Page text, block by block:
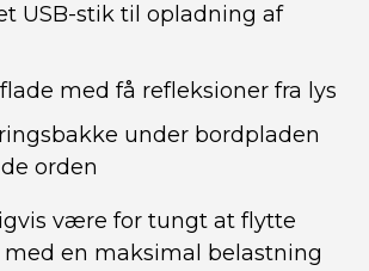
USB-stik til opladning af
med få refleksioner fra lys
under bordpladen
orden
være for tungt at flytte
en maksimal belastning